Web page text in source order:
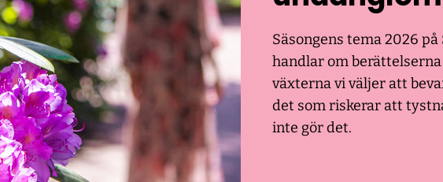
Säsongens tema 2026 på
handlar om
växterna vi väljer att
det som riskerar att
inte gör det.